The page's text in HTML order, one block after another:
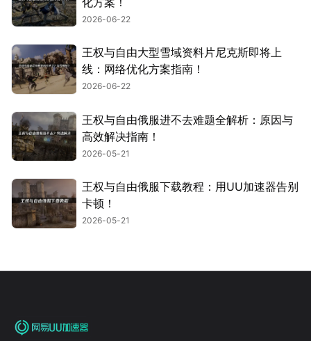
2026-06-22
王权与自由大型雪域资料片尼克斯即将上
线：网络优化方案指南！
2026-06-22
王权与自由俄服进不去难题全解析：原因与
高效解决指南！
2026-05-21
王权与自由俄服下载教程：用UU加速器告别
卡顿！
2026-05-21